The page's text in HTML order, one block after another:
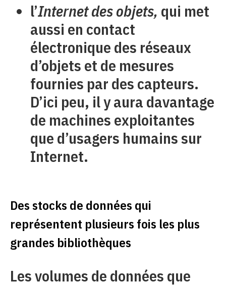
l’Internet des objets, qui met
aussi en contact
électronique des réseaux
d’objets et de mesures
fournies par des capteurs.
D’ici peu, il y aura davantage
de machines exploitantes
que d’usagers humains sur
Internet.
Des stocks de données qui
représentent plusieurs fois les plus
grandes bibliothèques
Les volumes de données que